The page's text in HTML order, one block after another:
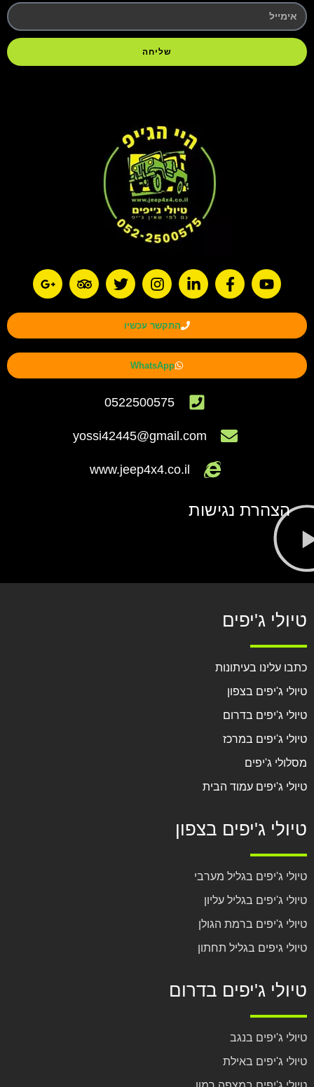
שליחה
התקשר עכשיו
WhatsApp
0522500575
yossi42445@gmail.com
www.jeep4x4.co.il
הצהרת נגישות
טיולי ג'יפים
כתבו עלינו בעיתונות
טיולי ג'יפים בצפון
טיולי ג'יפים בדרום
טיולי ג'יפים במרכז
מסלולי ג'יפים
טיולי ג'יפים עמוד הבית
טיולי ג'יפים בצפון
טיולי ג'יפים בגליל מערבי
טיולי ג'יפים בגליל עליון
טיולי ג'יפים ברמת הגולן
טיולי גיפים בגליל תחתון
טיולי ג'יפים בדרום
טיולי ג'יפים בנגב
טיולי ג'יפים באילת